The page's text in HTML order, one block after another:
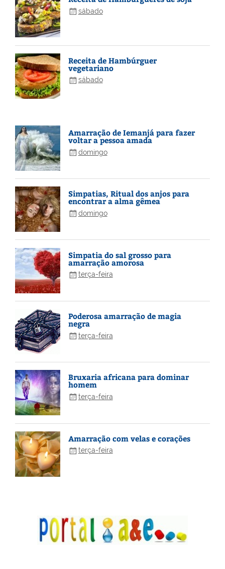
sábado
Receita de Hambúrguer
vegetariano
sábado
Amarração de Iemanjá para fazer
voltar a pessoa amada
domingo
Simpatias, Ritual dos anjos para
encontrar a alma gêmea
domingo
Simpatia do sal grosso para
amarração amorosa
terça-feira
Poderosa amarração de magia
negra
terça-feira
Bruxaria africana para dominar
homem
terça-feira
Amarração com velas e corações
terça-feira